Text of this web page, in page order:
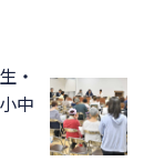
・
中